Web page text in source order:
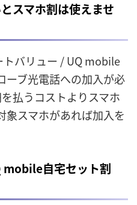
スマホ割は使えませ
トバリュー / UQ mobile
ーブ光電話への加入が必
払うコストよりスマホ
象スマホがあれば加入を
自宅セット割